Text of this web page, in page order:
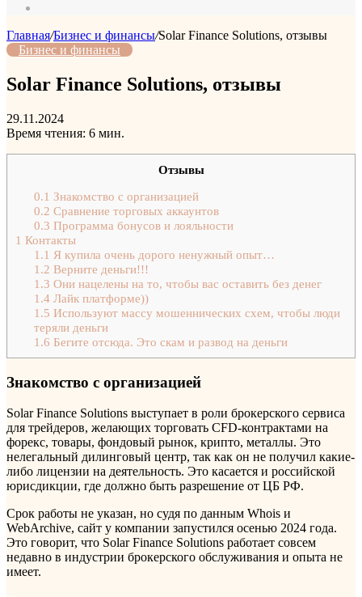
Главная/Бизнес и финансы/Solar Finance Solutions, отзывы
Бизнес и финансы
Solar Finance Solutions, отзывы
29.11.2024
Время чтения: 6 мин.
Отзывы
0.1 Знакомство с организацией
0.2 Сравнение торговых аккаунтов
0.3 Программа бонусов и лояльности
1 Контакты
1.1 Я купила очень дорого ненужный опыт…
1.2 Верните деньги!!!
1.3 Они нацелены на то, чтобы вас оставить без денег
1.4Лайк платформе))
1.5 Используют массу мошеннических схем, чтобы люди
теряли деньги
1.6 Бегите отсюда. Это скам и развод на деньги
Знакомство с организацией
Solar Finance Solutions выступает в роли брокерского сервиса
для трейдеров, желающих торговать CFD-контрактами на
форекс, товары, фондовый рынок, крипто, металлы. Это
нелегальный дилинговый центр, так как он не получил какие-
либо лицензии на деятельность. Это касается и российской
юрисдикции, где должно быть разрешение от ЦБ РФ.
Срок работы не указан, но судя по данным Whois и
WebArchive, сайт у компании запустился осенью 2024 года.
Это говорит, что Solar Finance Solutions работает совсем
недавно в индустрии брокерского обслуживания и опыта не
имеет.